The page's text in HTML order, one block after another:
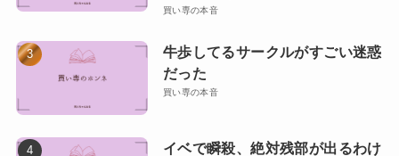
買い専の本音
牛歩してるサークルがすごい迷惑
だった
買い専の本音
イベで瞬殺、絶対残部が出るわけ